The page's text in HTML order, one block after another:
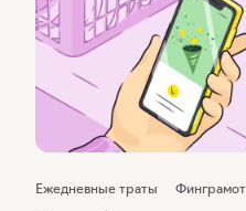
Ежедневные траты